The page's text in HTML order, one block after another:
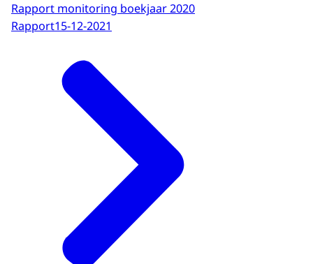
Rapport monitoring boekjaar 2020
Rapport15-12-2021